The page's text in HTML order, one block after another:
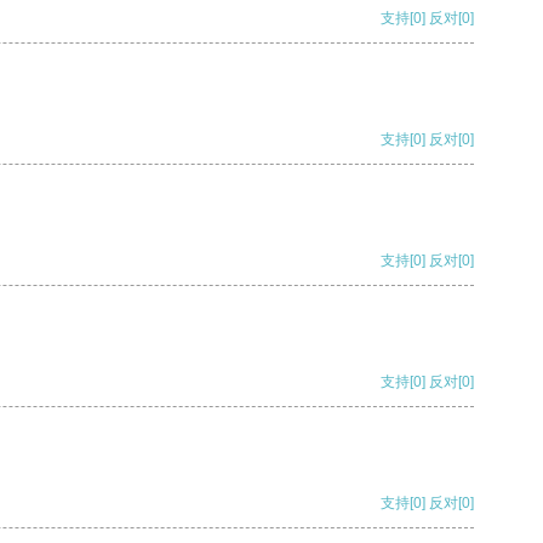
支持[0] 反对[0]
支持[0] 反对[0]
支持[0] 反对[0]
支持[0] 反对[0]
支持[0] 反对[0]